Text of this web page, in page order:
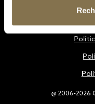
@ 2006-2026